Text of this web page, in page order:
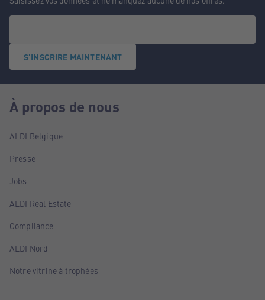
S'INSCRIRE MAINTENANT
À propos de nous
ALDI Belgique
Presse
Jobs
ALDI Real Estate
Compliance
ALDI Nord
Notre vitrine à trophées